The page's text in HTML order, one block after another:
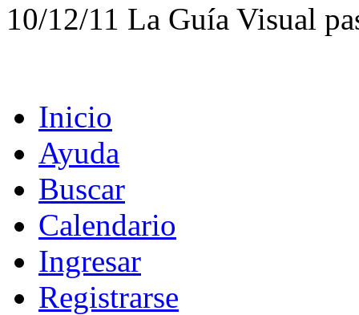
10/12/11 La Guía Visual
Inicio
Ayuda
Buscar
Calendario
Ingresar
Registrarse